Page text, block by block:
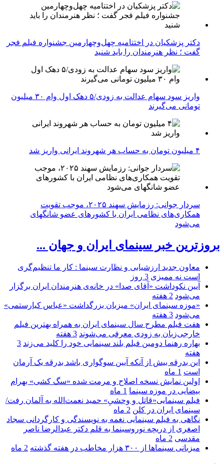
دکتر پزشکیان در اختتامیه چهل‌وچهارمین جشنواره فیلم فجر
گفت ؛ نظر هنرمندان را باید شنید
واریز سود سهام عدالت به زودی/۵ دهک اول وام ۳۰ میلیون
تومانی می‌گیرند
۴ میلیون تومان به حساب هر شهروند ایرانی واریز شد
سردار جوانی: رزمایش سهند ۲۰۲۵، موجب تقویت
همکاری‌های نظامی ایران با کشور‌های عضو شانگهای
می‌شود
بروزترین خبر سینمای ایران و جهان ...
معاون جدید ارزشیابی و نظارت سینما : کار ما تنظیم‌گری
است نه ممیزی 3 روز
آیین نکوداشت «آقای صدا» در خانه‌ی هنرمندان ایران برگزار
می‌شود 2 هفته
«موزه سینمای ایران» میزبان بزرگداشت «عباس کیارستمی»
می‌شود 3 هفته
هفت فیلم مطرح سال سینمای ایران به همراه بهترین فیلم
خارجی‌زبان به زودی معرفی می‌شوند 3 هفته
بهاره رهنما دومین فیلم بلند سینمایی خود را کلید می‌زند 3
هفته
این بدرقه بیش از آنکه آیین سوگواری باشد بدرقه یک آرمان
است 1 ماه
اولین نمایش نسخه اصلاح و مرمت شده «سگ کشی» بهرام
بیضایی در موزه سینما 1 ماه
فیلم سینمایی«قاتل و وحشیِ» حمید نعمت‌الله به آلمان رفت/
سینمای ایران در کلن 2 ماه
نگاهی به فیلم سینمایی نغمه به نویسندگی و کارگردانی سجاد
اصغری از دریچه نوروسینما به قلم دکتر عبدالرضا ناصر
مقدسی 2 ماه
میزبانی سینماها از ۳۰۰ هزار مخاطب در هفته گذشته
2 ماه